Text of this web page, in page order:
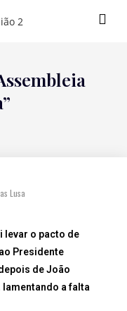
Lusa
levar o pacto de
Presidente
de João
a falta